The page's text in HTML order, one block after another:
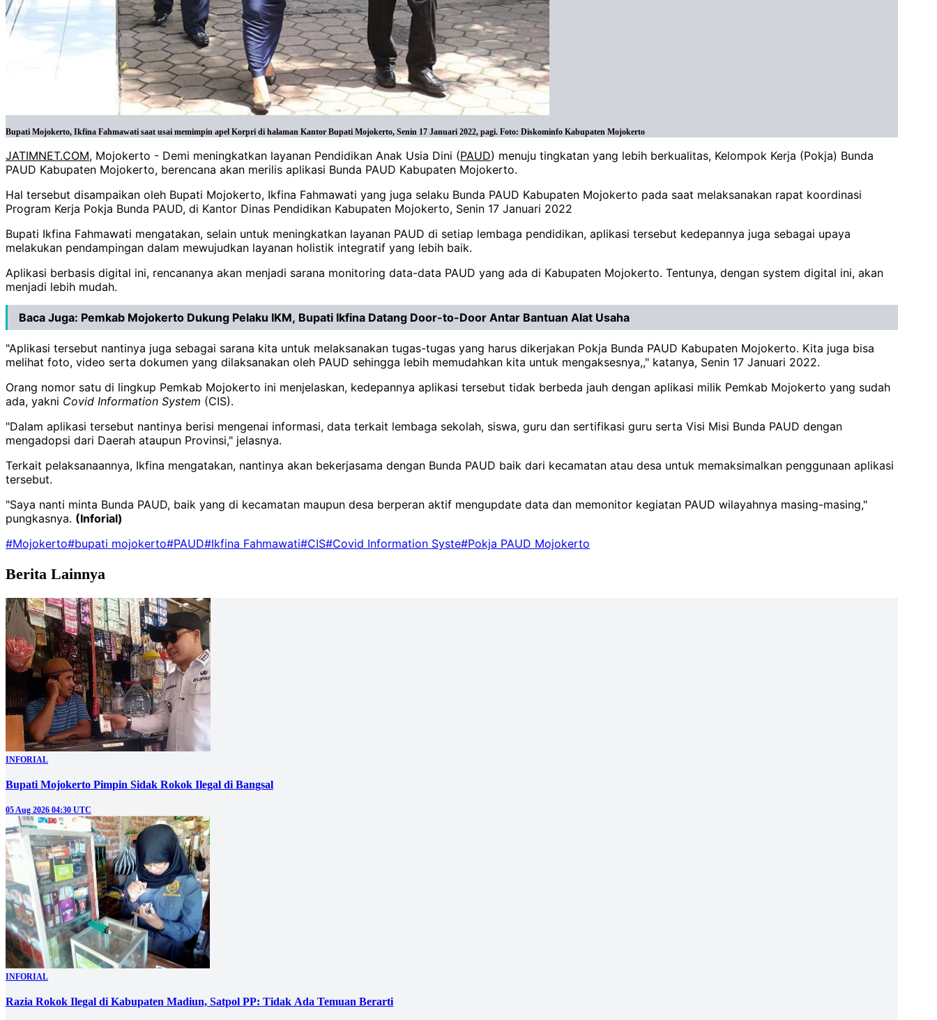
Bupati Mojokerto, Ikfina Fahmawati saat usai memimpin apel Korpri di halaman Kantor Bupati Mojokerto, Senin 17 Januari 2022, pagi. Foto: Diskominfo Kabupaten Mojokerto
JATIMNET.COM, Mojokerto - Demi meningkatkan layanan Pendidikan Anak Usia Dini (PAUD) menuju tingkatan yang lebih berkualitas, Kelompok Kerja (Pokja) Bunda
PAUD Kabupaten Mojokerto, berencana akan merilis aplikasi Bunda PAUD Kabupaten Mojokerto.
Hal tersebut disampaikan oleh Bupati Mojokerto, Ikfina Fahmawati yang juga selaku Bunda PAUD Kabupaten Mojokerto pada saat melaksanakan rapat koordinasi
Program Kerja Pokja Bunda PAUD, di Kantor Dinas Pendidikan Kabupaten Mojokerto, Senin 17 Januari 2022
Bupati Ikfina Fahmawati mengatakan, selain untuk meningkatkan layanan PAUD di setiap lembaga pendidikan, aplikasi tersebut kedepannya juga sebagai upaya
melakukan pendampingan dalam mewujudkan layanan holistik integratif yang lebih baik.
Aplikasi berbasis digital ini, rencananya akan menjadi sarana monitoring data-data PAUD yang ada di Kabupaten Mojokerto. Tentunya, dengan system digital ini, akan
menjadi lebih mudah.
Baca Juga: Pemkab Mojokerto Dukung Pelaku IKM, Bupati Ikfina Datang Door-to-Door Antar Bantuan Alat Usaha
"Aplikasi tersebut nantinya juga sebagai sarana kita untuk melaksanakan tugas-tugas yang harus dikerjakan Pokja Bunda PAUD Kabupaten Mojokerto. Kita juga bisa
melihat foto, video serta dokumen yang dilaksanakan oleh PAUD sehingga lebih memudahkan kita untuk mengaksesnya,," katanya, Senin 17 Januari 2022.
Orang nomor satu di lingkup Pemkab Mojokerto ini menjelaskan, kedepannya aplikasi tersebut tidak berbeda jauh dengan aplikasi milik Pemkab Mojokerto yang sudah
ada, yakni Covid Information System (CIS).
"Dalam aplikasi tersebut nantinya berisi mengenai informasi, data terkait lembaga sekolah, siswa, guru dan sertifikasi guru serta Visi Misi Bunda PAUD dengan
mengadopsi dari Daerah ataupun Provinsi," jelasnya.
Terkait pelaksanaannya, Ikfina mengatakan, nantinya akan bekerjasama dengan Bunda PAUD baik dari kecamatan atau desa untuk memaksimalkan penggunaan aplikasi
tersebut.
"Saya nanti minta Bunda PAUD, baik yang di kecamatan maupun desa berperan aktif mengupdate data dan memonitor kegiatan PAUD wilayahnya masing-masing,"
pungkasnya. (Inforial)
#Mojokerto#bupati mojokerto#PAUD#Ikfina Fahmawati#CIS#Covid Information Syste#Pokja PAUD Mojokerto
Berita Lainnya
INFORIAL
Bupati Mojokerto Pimpin Sidak Rokok Ilegal di Bangsal
05 Aug 2026 04:30 UTC
INFORIAL
Razia Rokok Ilegal di Kabupaten Madiun, Satpol PP: Tidak Ada Temuan Berarti